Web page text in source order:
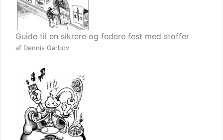
Guide til en sikrere og federe fest med stoffer
af Dennis Garbov